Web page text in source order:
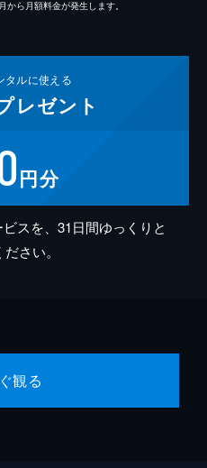
ら月額料金が発生します。
タルに使える
レゼント
円分
スを、31日間ゆっくりと
さい。
観る